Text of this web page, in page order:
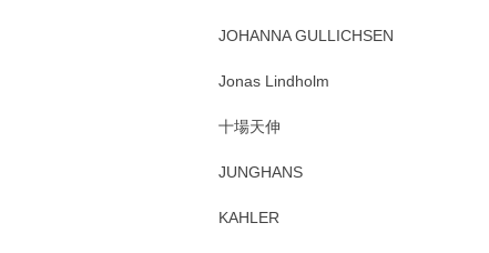
JOHANNA GULLICHSEN
Jonas Lindholm
十場天伸
JUNGHANS
KAHLER